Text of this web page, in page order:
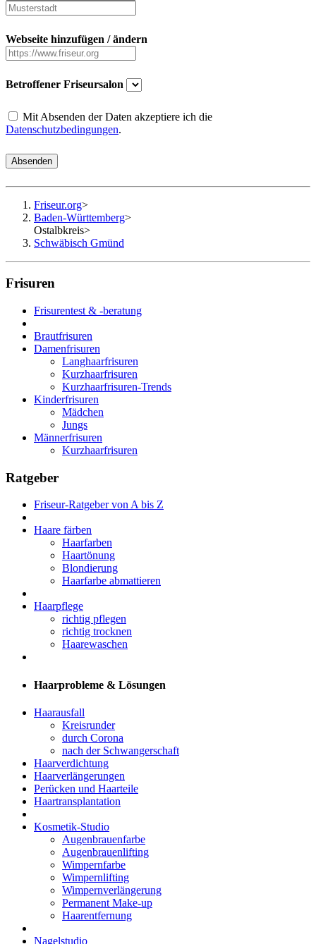
Webseite hinzufügen / ändern
Betroffener Friseursalon
Mit Absenden der Daten akzeptiere ich die
Datenschutzbedingungen.
Absenden
Friseur.org>
Baden-Württemberg>
Ostalbkreis>
Schwäbisch Gmünd
Frisuren
Frisurentest & -beratung
Brautfrisuren
Damenfrisuren
Langhaarfrisuren
Kurzhaarfrisuren
Kurzhaarfrisuren-Trends
Kinderfrisuren
Mädchen
Jungs
Männerfrisuren
Kurzhaarfrisuren
Ratgeber
Friseur-Ratgeber von A bis Z
Haare färben
Haarfarben
Haartönung
Blondierung
Haarfarbe abmattieren
Haarpflege
richtig pflegen
richtig trocknen
Haarewaschen
Haarprobleme & Lösungen
Haarausfall
Kreisrunder
durch Corona
nach der Schwangerschaft
Haarverdichtung
Haarverlängerungen
Perücken und Haarteile
Haartransplantation
Kosmetik-Studio
Augenbrauenfarbe
Augenbrauenlifting
Wimpernfarbe
Wimpernlifting
Wimpernverlängerung
Permanent Make-up
Haarentfernung
Nagelstudio